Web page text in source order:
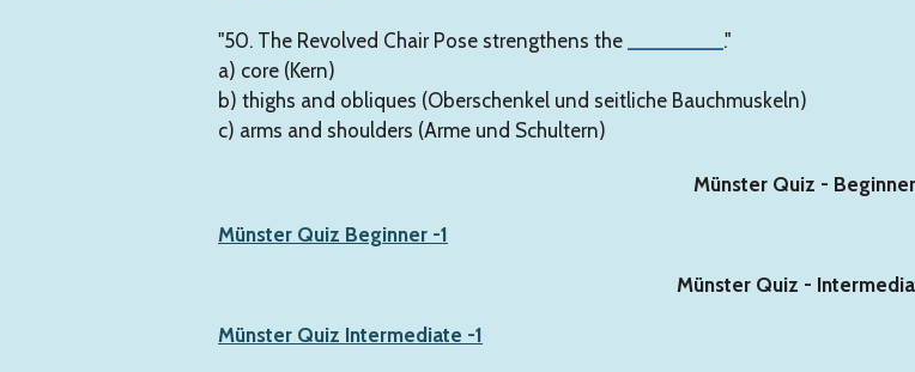
"50. The Revolved Chair Pose strengthens the
."
a) core (Kern)
b) thighs and obliques (Oberschenkel und seitliche Bauchmuskeln)
c) arms and shoulders (Arme und Schultern)
Münster Quiz - Beginner
Münster Quiz Beginner -1
Münster Quiz -
Münster Quiz Intermediate -1